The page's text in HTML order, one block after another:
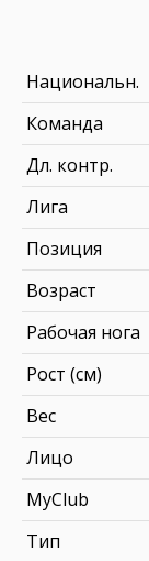
Национальн.
Команда
Дл. контр.
Лига
Позиция
Возраст
Рабочая нога
Рост (см)
Вес
Лицо
MyClub
Тип